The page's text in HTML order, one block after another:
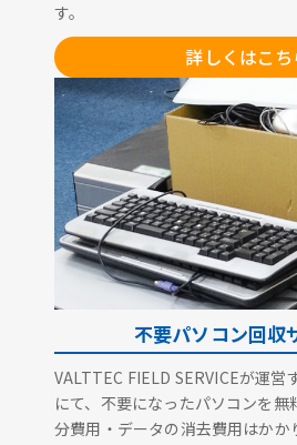
す。
詳しくはこち
不要パソコン回収
VALTTEC FIELD SERVICEが運営
にて、不要になったパソコンを無
分費用・データの消去費用はかか